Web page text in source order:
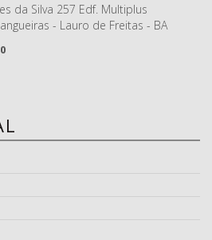
da Silva 257 Edf. Multiplus
- Lauro de Freitas - BA